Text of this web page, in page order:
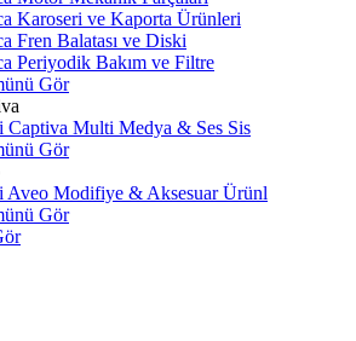
Karoseri ve Kaporta Ürünleri
Fren Balatası ve Diski
Periyodik Bakım ve Filtre
Gör
Captiva Multi Medya & Ses Sis
Gör
Aveo Modifiye & Aksesuar Ürünl
Gör